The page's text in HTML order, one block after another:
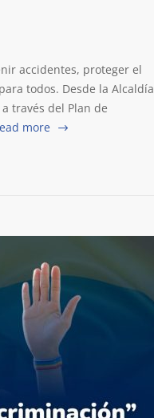
accidentes, proteger el
todos. Desde la Alcaldía
través del Plan de
more